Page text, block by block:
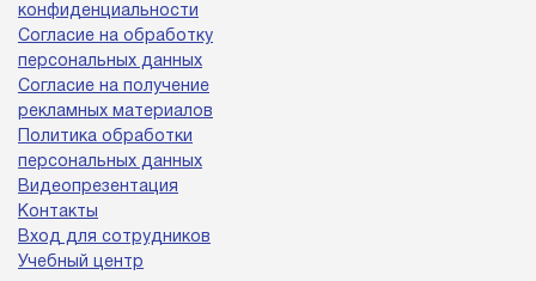
конфиденциальности
Согласие на обработку
персональных данных
Согласие на получение
рекламных материалов
Политика обработки
персональных данных
Видеопрезентация
Контакты
Вход для сотрудников
Учебный центр